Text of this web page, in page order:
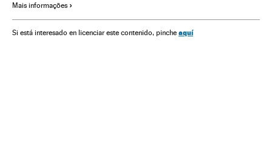
Mais informações
Si está interesado en licenciar este contenido, pinche aquí